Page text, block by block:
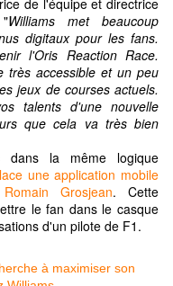
de l'équipe et directrice
Williams met beaucoup
digitaux pour les fans.
l'Oris Reaction Race.
très accessible et un peu
jeux de courses actuels.
talents d'une nouvelle
que cela va très bien
dans la même logique
une application mobile
Grosjean. Cette
le fan dans le casque
d'un pilote de F1.